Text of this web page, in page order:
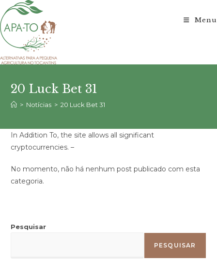
para
o
conteúdo
Menu
20 Luck Bet 31
> Notícias > 20 Luck Bet 31
In Addition To, the site allows all significant
cryptocurrencies. –
No momento, não há nenhum post publicado com esta
categoria.
Pesquisar
PESQUISAR